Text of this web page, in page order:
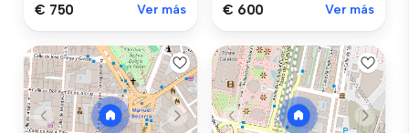
€ 750 Ver más € 600 Ver más